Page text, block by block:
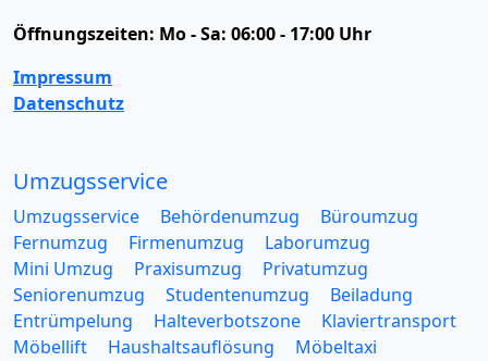
Öffnungszeiten: Mo - Sa: 06:00 - 17:00 Uhr
Impressum
Datenschutz
Umzugsservice
Umzugsservice Behördenumzug
Büroumzug
Fernumzug
Firmenumzug
Laborumzug
Mini Umzug
Praxisumzug
Privatumzug
Seniorenumzug
Studentenumzug
Beiladung
Entrümpelung
Halteverbotszone
Klaviertransport
Möbellift
Haushaltsauflösung
Möbeltaxi